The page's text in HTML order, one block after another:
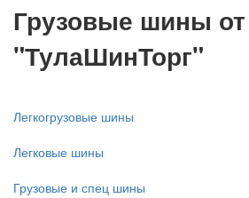
Грузовые шины
"ТулаШинТорг"
Легкогрузовые шины
Легковые шины
Грузовые и спец шины